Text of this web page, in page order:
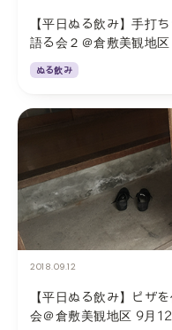
【平日ぬる飲み】手打
語る会２＠倉敷美観地
ぬる飲み
2018.09.12
【平日ぬる飲み】ピザ
会＠倉敷美観地区 9月